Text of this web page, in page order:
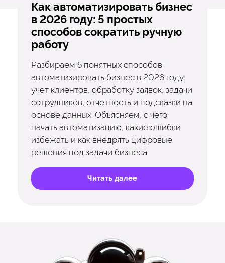
Как автоматизировать бизнес
в 2026 году: 5 простых
способов сократить ручную
работу
Разбираем 5 понятных способов
автоматизировать бизнес в 2026 году:
учет клиентов, обработку заявок, задачи
сотрудников, отчетность и подсказки на
основе данных. Объясняем, с чего
начать автоматизацию, какие ошибки
избежать и как внедрять цифровые
решения под задачи бизнеса.
Читать далее